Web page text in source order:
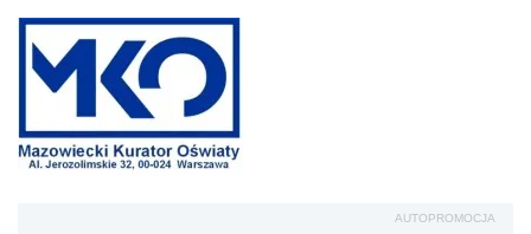
AUTOPROMOCJA